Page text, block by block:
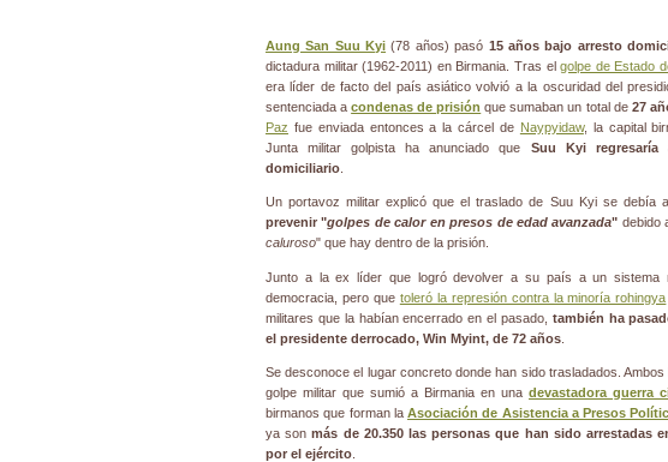
Aung San Suu Kyi (78 años) pasó 15 años bajo arresto
dictadura militar (1962-2011) en Birmania. Tras elgolpe de Estado
era líder de facto del país asiático volvió a la oscuridad del
sentenciada acondenas de prisión que sumaban un total de 27
Paz fue enviada entonces a la cárcel de Naypyidaw, la capital
Junta militar golpista ha anunciado que Suu Kyi
domiciliario
Un portavoz militar explicó que el traslado de Suu Kyi se debía
prevenir "golpes de calor en presos de edad avanzada" debido
caluroso" que hay dentro de la prisión.
Junto a la ex líder que logró devolver a su país a un sistema
democracia, pero que toleró la represión contra la minoría rohingya
militares que la habían encerrado en el pasado, también ha
el presidente derrocado, Win Myint, de 72 años
Se desconoce el lugar concreto donde han sido trasladados.
golpe militar que sumió a Birmania en una devastadora guerra
birmanos que forman la Asociación de Asistencia a Presos
ya sonmás de 20.350 las personas que han sido arrestadas
por el ejército